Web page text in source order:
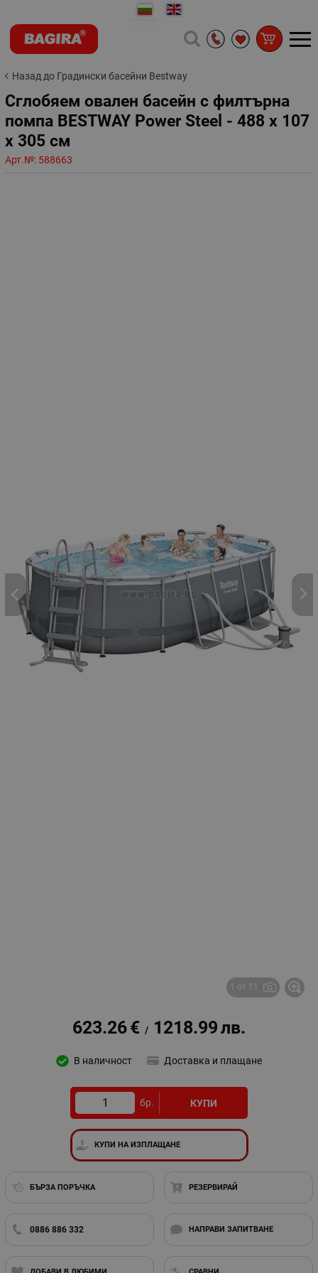
Назад до Градински басейни Bestway
Сглобяем овален басейн с филтърна
помпа BESTWAY Power Steel - 488 х 107
х 305 см
Арт.№: 588663
1 от 11
623.26€ / 1218.99лв.
В наличност Доставка и плащане
бр. КУПИ
КУПИ НА ИЗПЛАЩАНЕ
БЪРЗА ПОРЪЧКА РЕЗЕРВИРАЙ
0886 886 332 НАПРАВИ ЗАПИТВАНЕ